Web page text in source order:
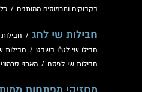
בקבוקים ותרמוסים ממותגים /
חבילות שי לחג /
חבילו שי לט"ו בשבט / חבילות
חבילות שי לפסח / מארזי